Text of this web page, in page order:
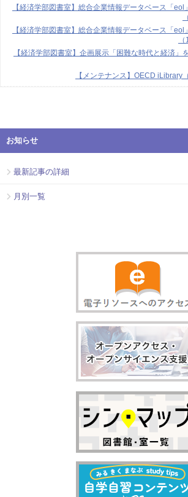
【経済学部図書室】総合企業情報データベース「
【経済学部図書室】総合企業情報データベース「
【経済学部図書室】企画展示「困難な時代と経済」
【メンテナンス】OECD iLibrary
お知らせ
最新記事の詳細
月別一覧